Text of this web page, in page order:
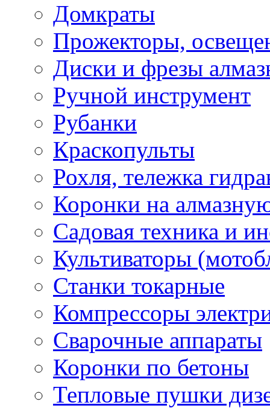
Домкраты
Прожекторы,
Диски и фрезы
Ручной инструмент
Рубанки
Краскопульты
Рохля, тележка
Коронки на
Садовая техника и
Культиваторы
Станки токарные
Компрессоры
Сварочные аппараты
Коронки по бетоны
Тепловые пушки